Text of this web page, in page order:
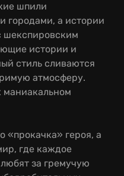
шпили
городами, а истории
шекспировским
истории и
стиль сливаются
атмосферу.
маниакальном
«прокачка» героя, а
где каждое
за гремучую